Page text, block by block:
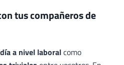
tus compañeros de
a nivel laboralcomo